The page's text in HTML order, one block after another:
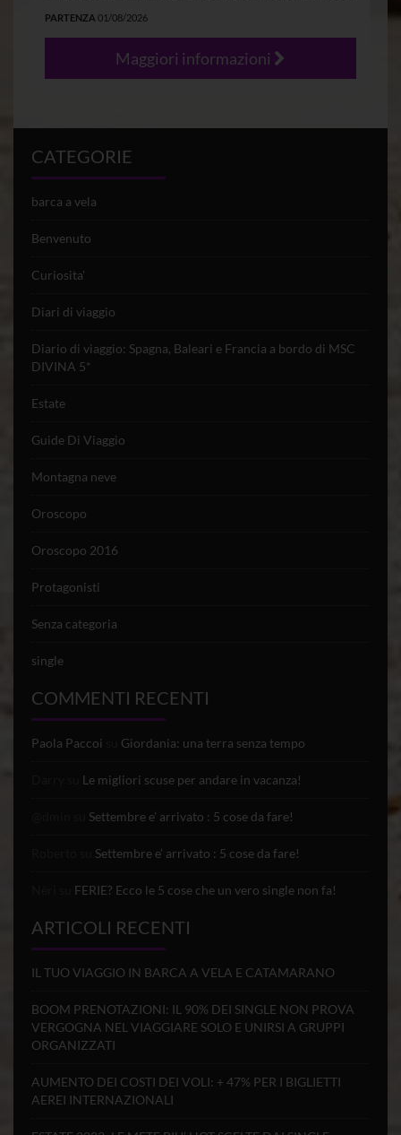
PARTENZA 01/08/2026
Maggiori informazioni
CATEGORIE
barca a vela
Benvenuto
Curiosita'
Diari di viaggio
Diario di viaggio: Spagna, Baleari e Francia a bordo di MSC
DIVINA 5*
Estate
Guide Di Viaggio
Montagna neve
Oroscopo
Oroscopo 2016
Protagonisti
Senza categoria
single
COMMENTI RECENTI
Paola Paccoi Giordania: una terra senza tempo
Le migliori scuse per andare in vacanza!
Settembre e’ arrivato : 5 cose da fare!
Settembre e’ arrivato : 5 cose da fare!
FERIE? Ecco le 5 cose che un vero single non fa!
ARTICOLI RECENTI
IL TUO VIAGGIO IN BARCA A VELA E CATAMARANO
BOOM PRENOTAZIONI: IL 90% DEI SINGLE NON PROVA
VERGOGNA NEL VIAGGIARE SOLO E UNIRSI A GRUPPI
ORGANIZZATI
AUMENTO DEI COSTI DEI VOLI: + 47% PER I BIGLIETTI
AEREI INTERNAZIONALI